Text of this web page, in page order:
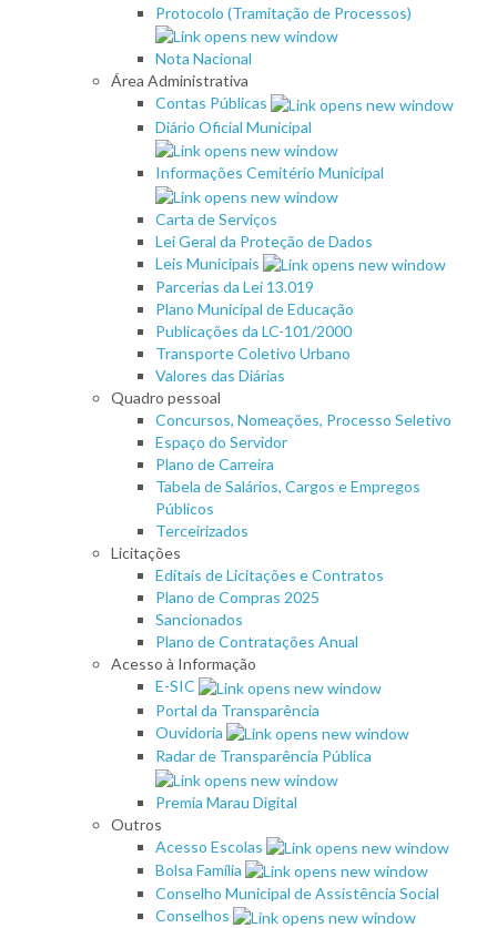
Protocolo (Tramitação de Processos)
Nota Nacional
Área Administrativa
Contas Públicas
Diário Oficial Municipal
Informações Cemitério Municipal
Carta de Serviços
Lei Geral da Proteção de Dados
Leis Municipais
Parcerias da Lei 13.019
Plano Municipal de Educação
Publicações da LC-101/2000
Transporte Coletivo Urbano
Valores das Diárias
Quadro pessoal
Concursos, Nomeações, Processo Seletivo
Espaço do Servidor
Plano de Carreira
Tabela de Salários, Cargos e Empregos
Públicos
Terceirizados
Licitações
Editais de Licitações e Contratos
Plano de Compras 2025
Sancionados
Plano de Contratações Anual
Acesso à Informação
E-SIC
Portal da Transparência
Ouvidoria
Radar de Transparência Pública
Premia Marau Digital
Outros
Acesso Escolas
Bolsa Família
Conselho Municipal de Assistência Social
Conselhos